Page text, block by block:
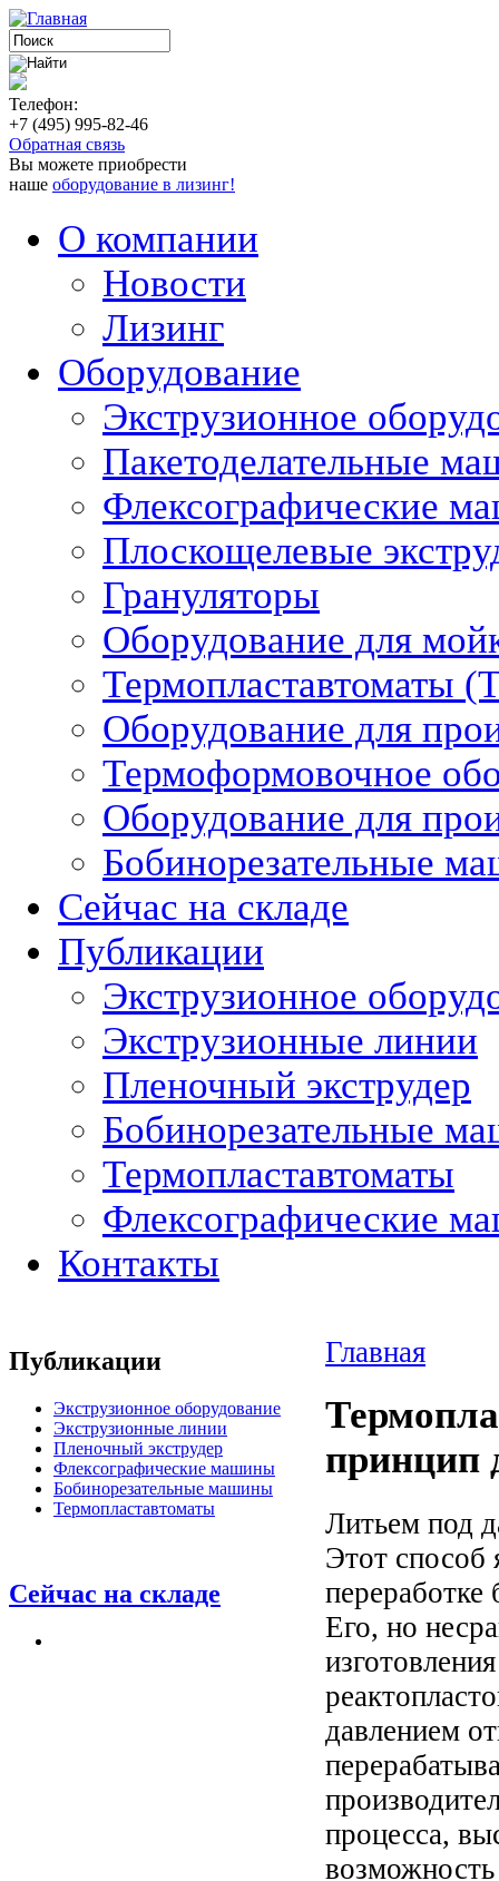
Телефон:
+7 (495) 995-82-46
Обратная связь
Вы можете приобрести
наше оборудование в лизинг!
О компании
Новости
Лизинг
Оборудование
Экструзионное
Пакетоделательные
Флексографические
Плоскощелевые
Грануляторы
Оборудование для
Термопластавтоматы
Оборудование для
Термоформовочное
Оборудование для
Бобинорезательные
Сейчас на складе
Публикации
Экструзионное
Экструзионные линии
Пленочный экструдер
Бобинорезательные
Термопластавтоматы
Флексографические
Контакты
Публикации
Экструзионное оборудование
Экструзионные линии
Пленочный экструдер
Флексографические машины
Бобинорезательные машины
Термопластавтоматы
Сейчас на складе
Главная
принцип
Литьем под
Этот способ
Его, но
давлением
процесса,
возможность